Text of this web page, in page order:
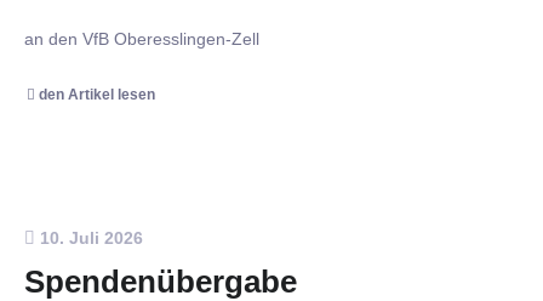
an den VfB Oberesslingen-Zell
den Artikel lesen
10. Juli 2026
Spendenübergabe